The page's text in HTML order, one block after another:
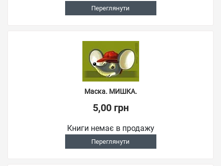
Переглянути
Маска. МИШКА.
5,00 грн
Книги немає в продажу
Переглянути